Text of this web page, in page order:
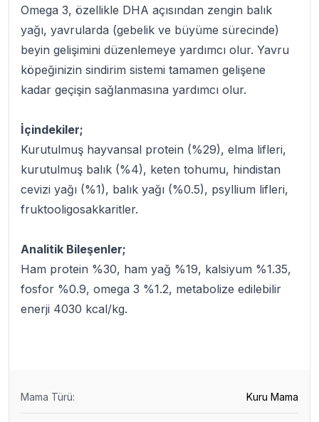
Omega 3, özellikle DHA açısından zengin balık
yağı, yavrularda (gebelik ve büyüme sürecinde)
beyin gelişimini düzenlemeye yardımcı olur. Yavru
köpeğinizin sindirim sistemi tamamen gelişene
kadar geçişin sağlanmasına yardımcı olur.
İçindekiler;
Kurutulmuş hayvansal protein (%29), elma lifleri,
kurutulmuş balık (%4), keten tohumu, hindistan
cevizi yağı (%1), balık yağı (%0.5), psyllium lifleri,
fruktooligosakkaritler.
Analitik Bileşenler;
Ham protein %30, ham yağ %19, kalsiyum %1.35,
fosfor %0.9, omega 3 %1.2, metabolize edilebilir
enerji 4030 kcal/kg.
Mama Türü: Kuru Mama